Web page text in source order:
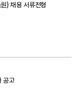
) 채용 서류전형
공고